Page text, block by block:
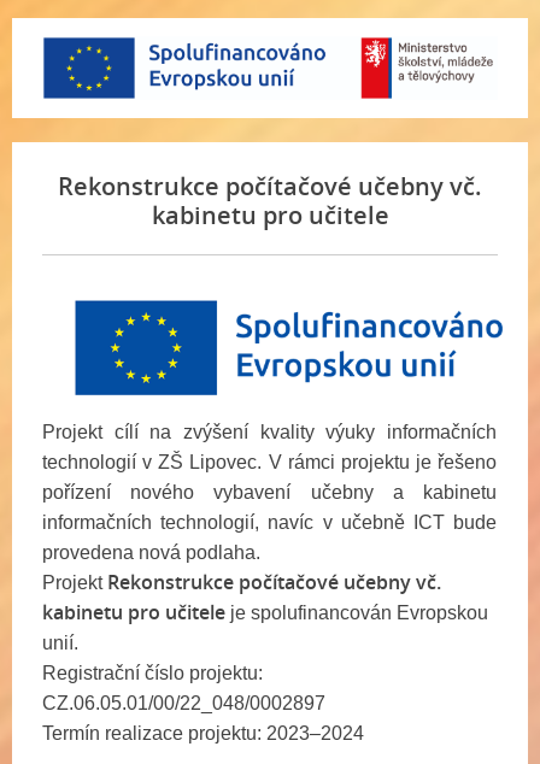
Rekonstrukce počítačové učebny vč.
kabinetu pro učitele
Projekt cílí na zvýšení kvality výuky informačních
technologií v ZŠ Lipovec. V rámci projektu je řešeno
pořízení nového vybavení učebny a kabinetu
informačních technologií, navíc v učebně ICT bude
provedena nová podlaha.
Projekt Rekonstrukce počítačové učebny vč.
kabinetu pro učitele je spolufinancován Evropskou
unií.
Registrační číslo projektu:
CZ.06.05.01/00/22_048/0002897
Termín realizace projektu: 2023–2024